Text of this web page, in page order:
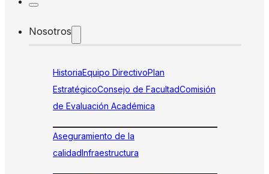
Nosotros
HistoriaEquipo DirectivoPlan
EstratégicoConsejo de FacultadComisión
de Evaluación Académica
Aseguramiento de la
calidadInfraestructura